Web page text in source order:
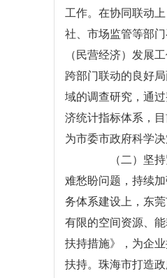
工作。在协同联动
社、市场监管等部
（民营经济）发展
跨部门联动的良好
域的调查研究，通
济统计指标体系，
为市委市政府科学
（二）坚持
难愁盼问题，持续
务体系建设上，东
有限的空间资源、
扶持措施》，为企
扶持。珠海市打造